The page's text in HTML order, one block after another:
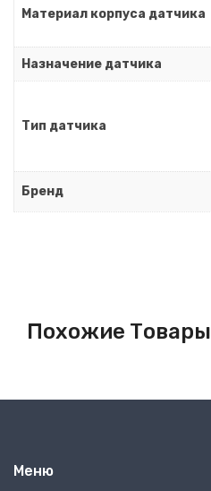
Материал корпуса датчика
Назначение датчика
Тип датчика
Бренд
Похожие Товары
Меню